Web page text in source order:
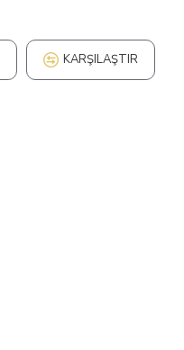
KARŞILAŞTIR